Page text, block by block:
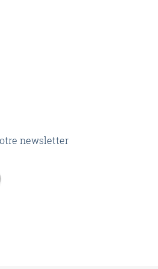
newsletter